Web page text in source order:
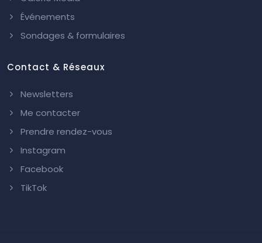
Événements
Sondages & formulaires
Contact & Réseaux
Newsletters
Me contacter
Prendre rendez-vous
Instagram
Facebook
TikTok